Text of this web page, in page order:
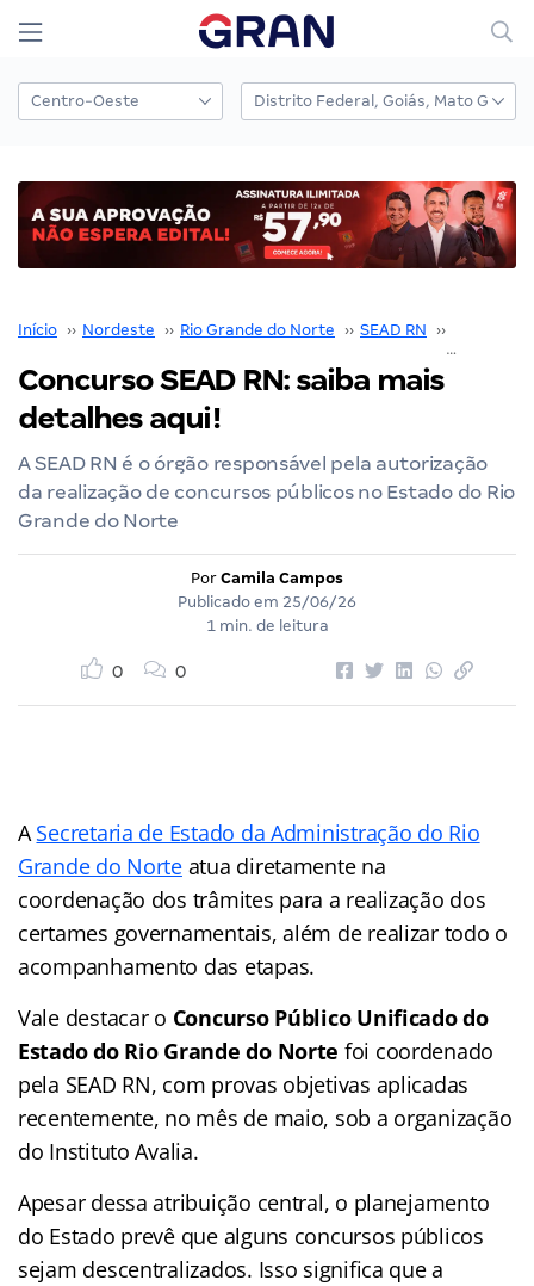
Início ›› Nordeste ›› Rio Grande do Norte ›› SEAD RN ››
Concurso SEAD RN: saiba mais
detalhes aqui!
A SEAD RN é o órgão responsável pela autorização
da realização de concursos públicos no Estado do Rio
Grande do Norte
Por Camila Campos
Publicado em 25/06/26
1 min. de leitura
0 0
ASecretaria de Estado da Administração do Rio
Grande do Norteatua diretamente na
coordenação dos trâmites para a realização dos
certames governamentais, além de realizar todo o
acompanhamento das etapas.
Vale destacar o Concurso Público Unificado do
Estado do Rio Grande do Norte foi coordenado
pela SEAD RN, com provas objetivas aplicadas
recentemente, no mês de maio, sob a organização
do Instituto Avalia.
Apesar dessa atribuição central, o planejamento
do Estado prevê que alguns concursos públicos
sejam descentralizados. Isso significa que a